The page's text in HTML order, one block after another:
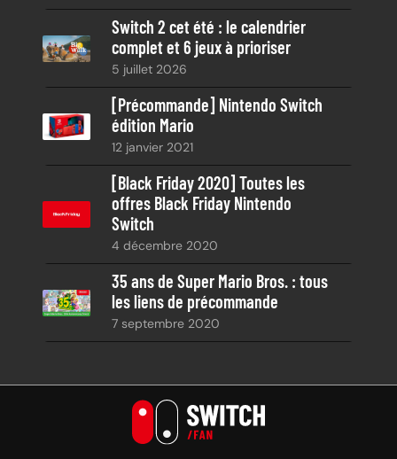
Switch 2 cet été : le calendrier
complet et 6 jeux à prioriser
5 juillet 2026
[Précommande] Nintendo Switch
édition Mario
12 janvier 2021
[Black Friday 2020] Toutes les
offres Black Friday Nintendo
Switch
4 décembre 2020
35 ans de Super Mario Bros. : tous
les liens de précommande
7 septembre 2020